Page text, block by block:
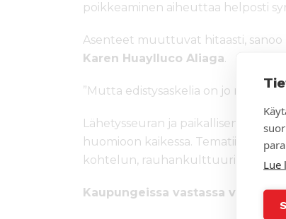
Lue
poikkeaminen aiheuttaa helposti
Asenteet muuttuvat hitaasti, sanoo
Karen Huaylluco Aliaga.
”Mutta edistysaskelia on jo
Lähetysseuran ja paikallisen kirkon
huomioon kaikessa. Tematiikkaa
kohtelun, rauhankulttuurin ja
Kaupungeissa vastassa voi olla